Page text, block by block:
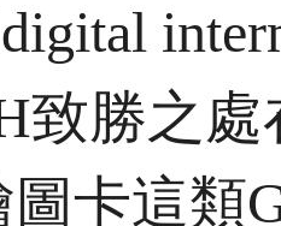
致勝之
圖卡這類